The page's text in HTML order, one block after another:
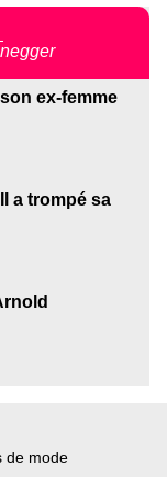
ex-femme
a trompé sa
de mode